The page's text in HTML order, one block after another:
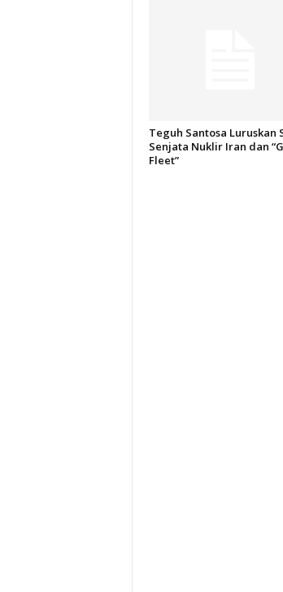
Teguh Santosa Luruskan
Senjata Nuklir Iran dan
Fleet”